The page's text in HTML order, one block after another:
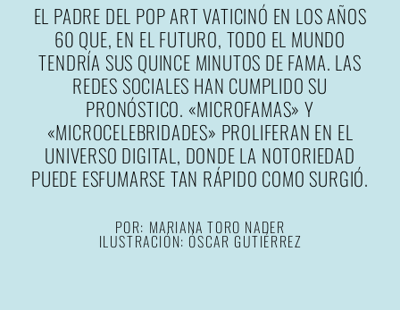
EL PADRE DEL POP ART VATICINÓ EN LOS AÑOS
60 QUE, EN EL FUTURO, TODO EL MUNDO
TENDRÍA SUS QUINCE MINUTOS DE FAMA. LAS
REDES SOCIALES HAN CUMPLIDO SU
PRONÓSTICO. «MICROFAMAS» Y
«MICROCELEBRIDADES» PROLIFERAN EN EL
UNIVERSO DIGITAL, DONDE LA NOTORIEDAD
PUEDE ESFUMARSE TAN RÁPIDO COMO SURGIÓ.
POR: MARIANA TORO NADER
ILUSTRACIÓN: ÓSCAR GUTIÉRREZ